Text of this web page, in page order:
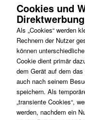
Cookies und
Direktwerbung
Als „Cookies“ werden
Rechnern der Nutzer
können
Cookie dient primär
dem Gerät auf dem
auch nach seinem
speichern. Als
„transiente Cookies“,
werden, nachdem ein